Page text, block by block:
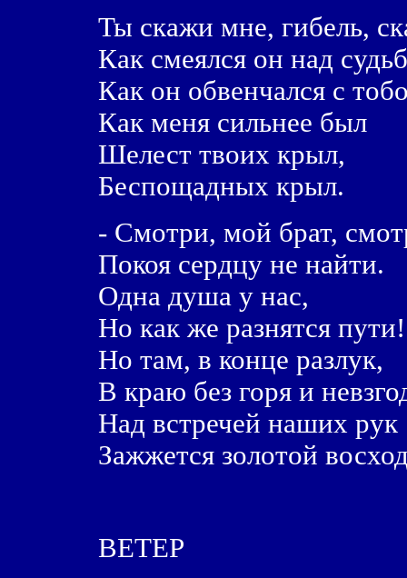
Ты скажи мне, гибель,
Как смеялся он над
Как он обвенчался с
Как меня сильнее был
Шелест твоих крыл,
Беспощадных крыл.
- Смотри, мой брат,
Покоя сердцу не найти.
Одна душа у нас,
Но как же разнятся пути!
Но там, в конце разлук,
В краю без горя и
Над встречей наших рук
Зажжется золотой
ВЕТЕР